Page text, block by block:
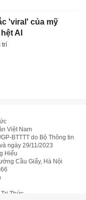
'viral' của mỹ
AI
trí
Việt Nam
BTTTT do Bộ Thông tin
ngày 29/11/2023
Hiếu
Cầu Giấy, Hà Nội
Thức